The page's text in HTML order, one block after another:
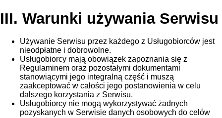
III. Warunki używania Serwisu
Używanie Serwisu przez każdego z Usługobiorców jest
nieodpłatne i dobrowolne.
Usługobiorcy mają obowiązek zapoznania się z
Regulaminem oraz pozostałymi dokumentami
stanowiącymi jego integralną część i muszą
zaakceptować w całości jego postanowienia w celu
dalszego korzystania z Serwisu.
Usługobiorcy nie mogą wykorzystywać żadnych
pozyskanych w Serwisie danych osobowych do celów